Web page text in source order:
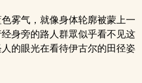
雾气，就像身体轮廓被蒙上一
身旁的路人群眾似乎看不见这
的眼光在看待伊古尔的田径姿